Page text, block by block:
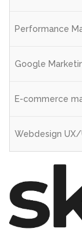
Performance
Google
E-commerce
Webdesign